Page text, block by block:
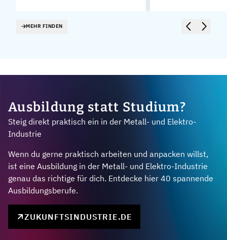
MEHR FINDEN
Ausbildung statt Studium?
Steig direkt praktisch ein in der Metall- und Elektro-
Industrie
Wenn du gerne praktisch arbeiten und anpacken willst,
ist eine Ausbildung in der Metall- und Elektro-Industrie
genau das richtige für dich. Entdecke hier 40 spannende
Ausbildungsberufe.
ZUKUNFTSINDUSTRIE.DE